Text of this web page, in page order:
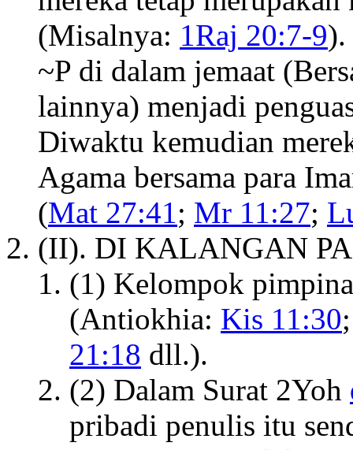
(Misalnya: 1Raj 20:7-9).
~P di dalam jemaat
lainnya) menjadi
Diwaktu kemudian
Agama bersama para
(Mat 27:41; Mr 11:27;
(II). DI KALANGAN
(1) Kelompok
(Antiokhia: Kis 11:30
21:18 dll.).
(2) Dalam Surat 2Yoh
pribadi penulis itu